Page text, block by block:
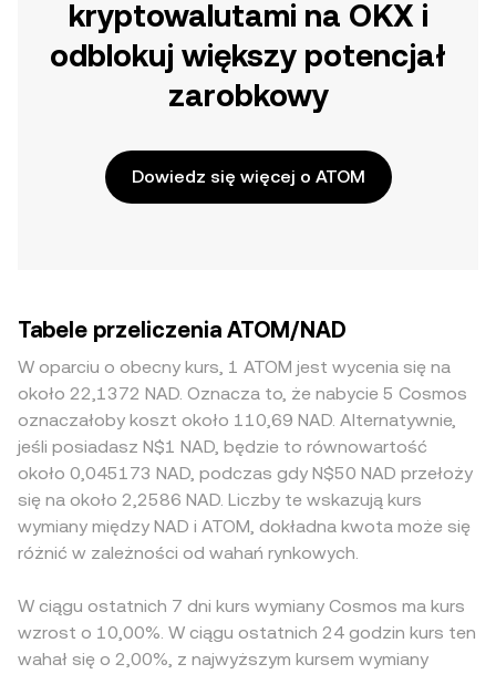
kryptowalutami na OKX i
odblokuj większy potencjał
zarobkowy
Dowiedz się więcej o ATOM
Tabele przeliczenia ATOM/NAD
W oparciu o obecny kurs, 1 ATOM jest wycenia się na
około 22,1372 NAD. Oznacza to, że nabycie 5 Cosmos
oznaczałoby koszt około 110,69 NAD. Alternatywnie,
jeśli posiadasz N$1 NAD, będzie to równowartość
około 0,045173 NAD, podczas gdy N$50 NAD przełoży
się na około 2,2586 NAD. Liczby te wskazują kurs
wymiany między NAD i ATOM, dokładna kwota może się
różnić w zależności od wahań rynkowych.
W ciągu ostatnich 7 dni kurs wymiany Cosmos ma kurs
wzrost o 10,00%. W ciągu ostatnich 24 godzin kurs ten
wahał się o 2,00%, z najwyższym kursem wymiany